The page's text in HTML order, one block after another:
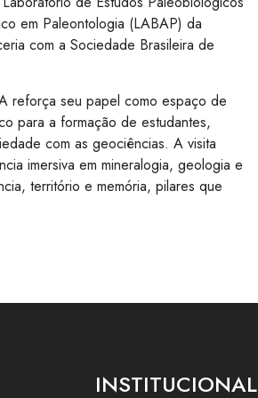
em Paleontologia (LABAP) da
com a Sociedade Brasileira de
reforça seu papel como espaço de
para a formação de estudantes,
com as geociências. A visita
imersiva em mineralogia, geologia e
território e memória, pilares que
INSTITUCIONAL